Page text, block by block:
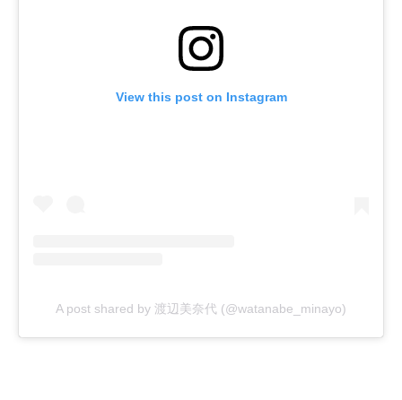
View this post on Instagram
A post shared by 渡辺美奈代 (@watanabe_minayo)